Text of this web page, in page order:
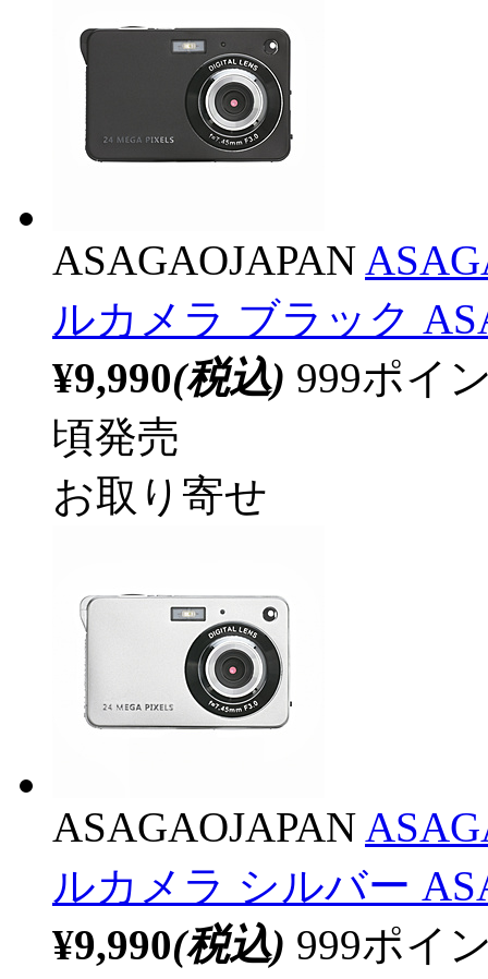
ASAGAOJAPAN
ルカメラ ブラック
¥9,990(税込) 999ポイ
頃発売
お取り寄せ
ASAGAOJAPAN
ルカメラ シルバー
¥9,990(税込) 999ポイ